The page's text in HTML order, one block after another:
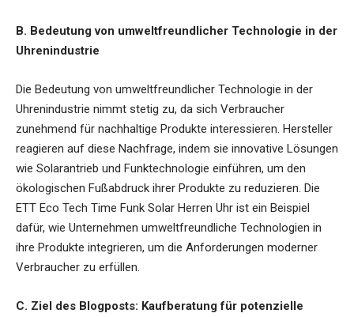
B. Bedeutung von umweltfreundlicher Technologie in der
Uhrenindustrie
Die Bedeutung von umweltfreundlicher Technologie in der
Uhrenindustrie nimmt stetig zu, da sich Verbraucher
zunehmend für nachhaltige Produkte interessieren. Hersteller
reagieren auf diese Nachfrage, indem sie innovative Lösungen
wie Solarantrieb und Funktechnologie einführen, um den
ökologischen Fußabdruck ihrer Produkte zu reduzieren. Die
ETT Eco Tech Time Funk Solar Herren Uhr ist ein Beispiel
dafür, wie Unternehmen umweltfreundliche Technologien in
ihre Produkte integrieren, um die Anforderungen moderner
Verbraucher zu erfüllen.
C. Ziel des Blogposts: Kaufberatung für potenzielle